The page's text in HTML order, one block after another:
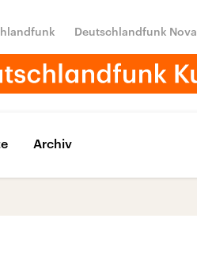
Deutschlandfunk Nova
Archiv